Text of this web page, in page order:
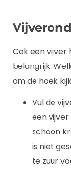
Ook een vijver
belangrijk.
om de hoek
Vul de
een
schoon
is niet
te zuur